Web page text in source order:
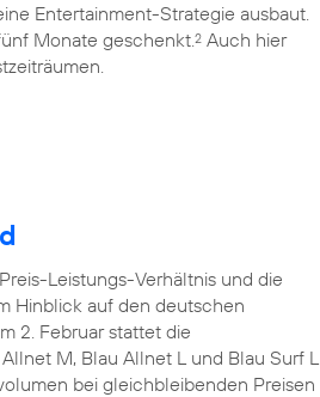
Entertainment-Strategie ausbaut.
Monate geschenkt.2 Auch hier
Leistungs-Verhältnis und die
Hinblick auf den deutschen
2. Februar stattet die
M, Blau Allnet L und Blau Surf L
bei gleichbleibenden Preisen